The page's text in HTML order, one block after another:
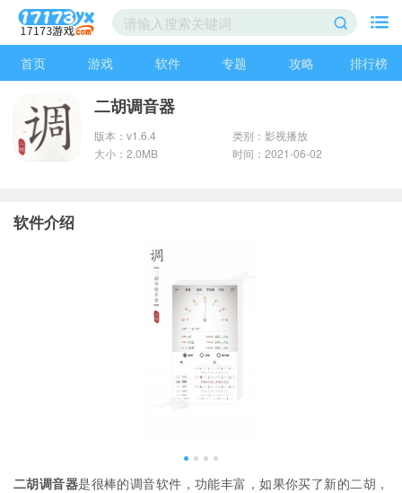
首页 游戏 软件 专题 攻略 排行榜
二胡调音器
版本：v1.6.4
类别：影视播放
大小：2.0MB
时间：2021-06-02
软件介绍
二胡调音器是很棒的调音软件，功能丰富，如果你买了新的二胡，